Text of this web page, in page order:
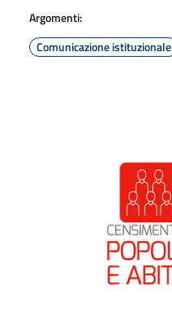
Argomenti:
Comunicazione istituzionale